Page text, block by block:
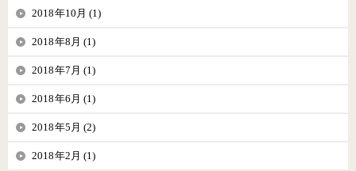
2018年10月 (1)
2018年8月 (1)
2018年7月 (1)
2018年6月 (1)
2018年5月 (2)
2018年2月 (1)